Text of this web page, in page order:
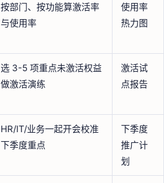
按部门、按功能算激活率
与使用率
使用率
热力图
选 3-5 项重点未激活权益
做激活演练
激活试
点报告
HR/IT/业务一起开会校准
下季度重点
下季度
推广计
划